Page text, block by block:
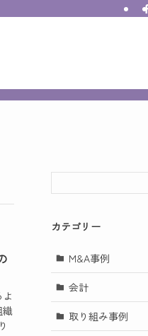
織
カテゴリー
M&A事例
会計
取り組み事例